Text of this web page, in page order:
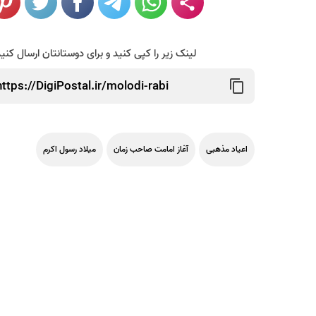
لینک زیر را کپی کنید و برای دوستانتان ارسال
اعیاد مذهبی آغاز امامت صاحب زمان میلاد رسول اکرم